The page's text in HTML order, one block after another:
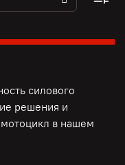
силового
решения и
в нашем